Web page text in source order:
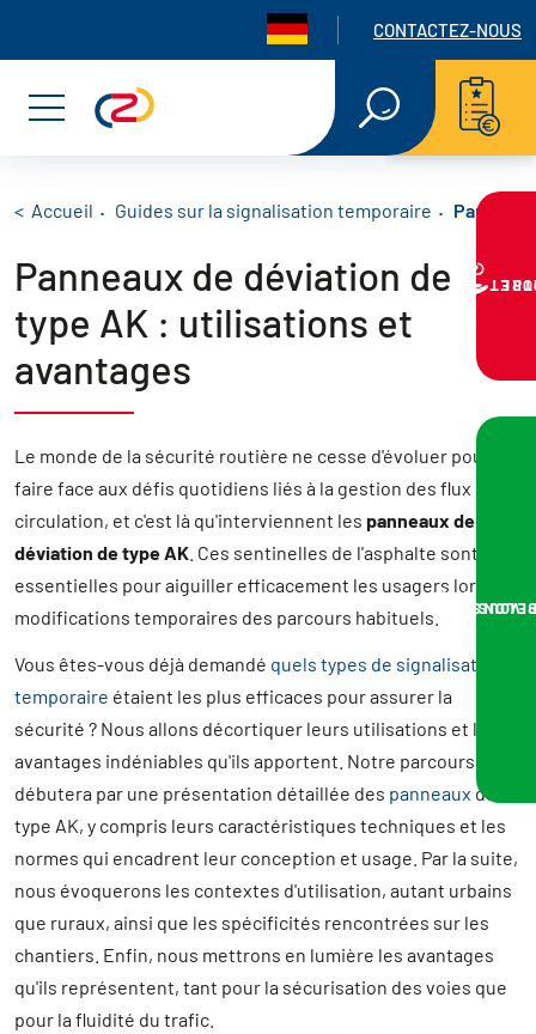
au
au
principal
au
de
page
Navigation
CONTACTEZ-NOUS
Menu
TEXTE
Fil d'Ariane
Accueil Guides sur la signalisation temporaire
Panneaux de déviation de
type AK : utilisations et
avantages
Le monde de la sécurité routière ne cesse d'évoluer pour
faire face aux défis quotidiens liés à la gestion des flux de
circulation, et c'est là qu'interviennent les panneaux de
déviation de type AK . Ces sentinelles de l'asphalte sont
essentielles pour aiguiller efficacement les usagers lors de
modifications temporaires des parcours habituels.
Vous êtes-vous déjà demandé quels types de signalisation
temporaire étaient les plus efficaces pour assurer la
sécurité ? Nous allons décortiquer leurs utilisations et les
avantages indéniables qu'ils apportent. Notre parcours
débutera par une présentation détaillée des panneaux de
type AK, y compris leurs caractéristiques techniques et les
normes qui encadrent leur conception et usage. Par la suite,
nous évoquerons les contextes d'utilisation, autant urbains
que ruraux, ainsi que les spécificités rencontrées sur les
chantiers. Enfin, nous mettrons en lumière les avantages
qu'ils représentent, tant pour la sécurisation des voies que
pour la fluidité du trafic.
VOTRE
NOUS VOUS
Panneau de gestion des cookies